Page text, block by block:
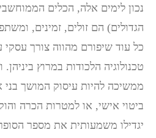
נכון לימים אלה, הכלים
הגדולים) הם זולים, זמינים,
כל עוד שיפורם מהווה צורך עסקי
טכנולוגיה הלכודות במרוץ
ממשיכה להיות עיסוק המושך
ביטוי אישי, או למטרות הכרה
יגדילו משמעותית את מספר